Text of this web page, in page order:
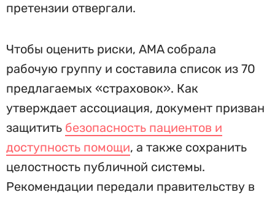
претензии отвергали.
Чтобы оценить риски, AMA собрала
рабочую группу и составила список из 70
предлагаемых «страховок». Как
утверждает ассоциация, документ призван
защитить безопасность пациентов и
доступность помощи, а также сохранить
целостность публичной системы.
Рекомендации передали правительству в